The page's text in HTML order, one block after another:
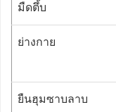
มืดตึ้บ
ย่างกาย
ยืนฮุมซาบลาบ